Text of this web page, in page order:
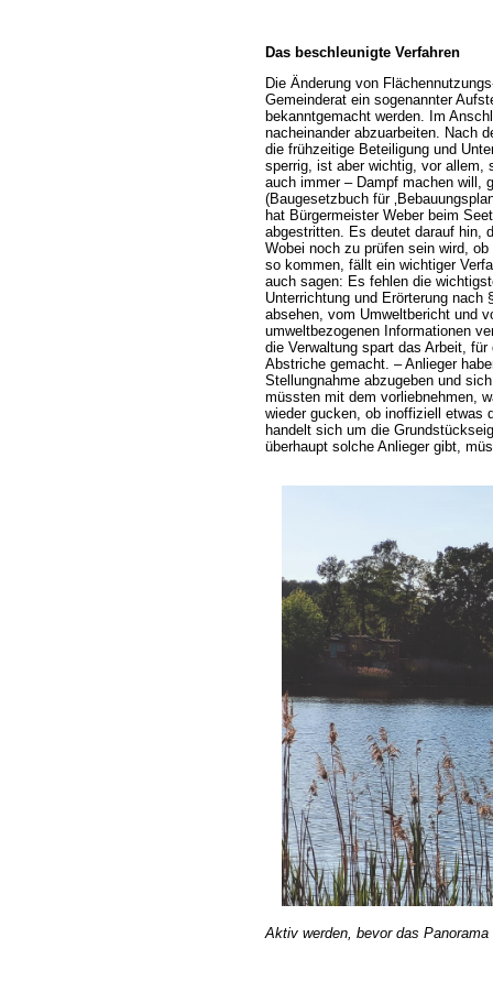
Das beschleunigte Verfahren
Die Änderung von
Gemeinderat ein sogenannter
bekanntgemacht werden. Im
nacheinander abzuarbeiten. Nach
die frühzeitige Beteiligung und
sperrig, ist aber wichtig, vor allem,
auch immer – Dampf machen will,
(Baugesetzbuch für
hat Bürgermeister Weber beim
abgestritten. Es deutet darauf hin,
Wobei noch zu prüfen sein wird,
so kommen, fällt ein wichtiger
auch sagen: Es fehlen die
Unterrichtung und Erörterung nach
absehen, vom Umweltbericht und
umweltbezogenen Informationen
die Verwaltung spart das Arbeit,
Abstriche gemacht. – Anlieger
Stellungnahme abzugeben und
müssten mit dem vorliebnehmen,
wieder gucken, ob inoffiziell etwas
handelt sich um die
überhaupt solche Anlieger gibt,
Aktiv werden, bevor das Panorama